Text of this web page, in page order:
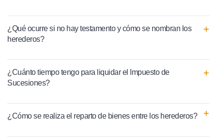
¿Qué ocurre si no hay testamento y cómo se nombran los
herederos?
¿Cuánto tiempo tengo para liquidar el Impuesto de
Sucesiones?
¿Cómo se realiza el reparto de bienes entre los herederos?